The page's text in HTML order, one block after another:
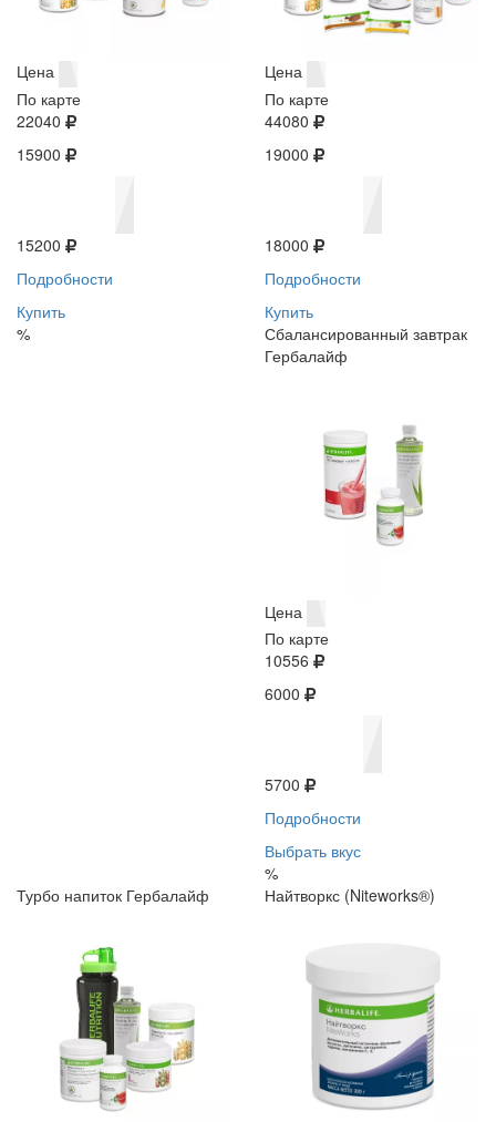
Цена
По карте
22040
15900
15200
Подробности
Купить
%
Цена
По карте
44080
19000
18000
Подробности
Купить
Сбалансированный завтрак
Гербалайф
Цена
По карте
10556
6000
5700
Подробности
Выбрать вкус
%
Турбо напиток Гербалайф
Найтворкс (Niteworks®)